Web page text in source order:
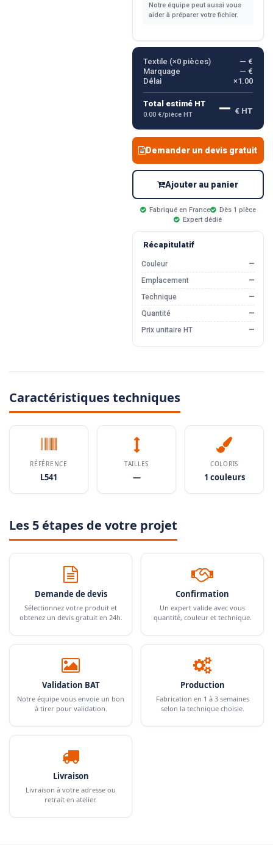
Notre équipe peut aussi vous
aider à préparer votre fichier.
Textile (×0pièces)
— €
Marquage
— €
Délai
×1.00
Total estimé HT
0.00 €/pièce HT — € HT
Demander un devis gratuit
Ajouter au panier
Fabriqué en France
Dès 1 pièce
Expert dédié
Récapitulatif
Couleur
—
Emplacement
—
Technique
—
Quantité
—
Prix unitaire HT
—
Caractéristiques techniques
RÉFÉRENCE
L541
TAILLES
—
COLORIS
1 couleurs
Les 5 étapes de votre projet
Demande de devis
Sélectionnez votre produit et
obtenez un devis gratuit en 24h.
Confirmation
Un expert valide avec vous
quantité, couleur et technique.
Validation BAT
Notre équipe vous envoie un bon
à tirer pour validation.
Production
Fabrication en 1 à 3 semaines
selon la technique choisie.
Livraison
Livraison à votre adresse ou
retrait en atelier.